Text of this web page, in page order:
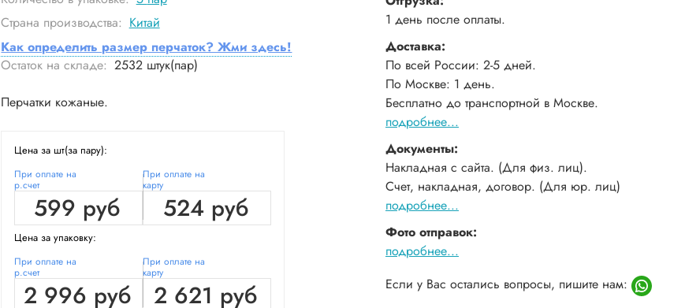
Страна производства: Китай
Как определить размер перчаток? Жми здесь!
Остаток на складе: 2532 штук(пар)
Перчатки кожаные.
Цена за шт(за пару):
При оплате на
р.счет
599 руб
При оплате на
карту
524 руб
Цена за упаковку:
При оплате на
р.счет
2 996 руб
При оплате на
карту
2 621 руб
1 день после оплаты.
Доставка:
По всей России: 2-5 дней.
По Москве: 1 день.
Бесплатно до транспортной в Москве.
подробнее...
Документы:
Накладная с сайта. (Для физ. лиц).
Счет, накладная, договор. (Для юр. лиц)
подробнее...
Фото отправок:
подробнее...
Если у Вас остались вопросы, пишите нам: